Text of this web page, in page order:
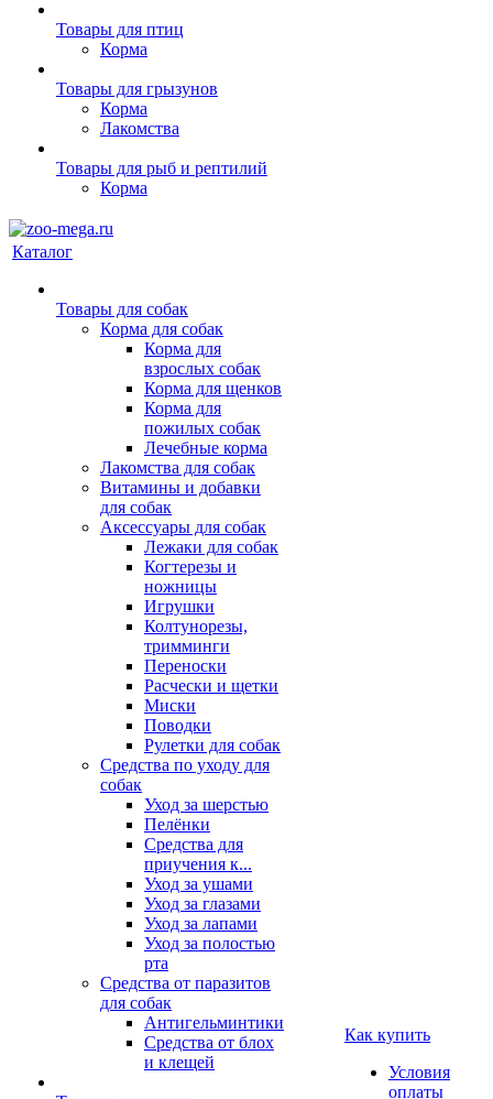
Товары для птиц
Корма
Товары для грызунов
Корма
Лакомства
Товары для рыб и рептилий
Корма
Каталог
Товары для собак
Корма для собак
Корма для
взрослых собак
Корма для щенков
Корма для
пожилых собак
Лечебные корма
Лакомства для собак
Витамины и добавки
для собак
Аксессуары для собак
Лежаки для собак
Когтерезы и
ножницы
Игрушки
Колтунорезы,
тримминги
Переноски
Расчески и щетки
Миски
Поводки
Рулетки для собак
Средства по уходу для
собак
Уход за шерстью
Пелёнки
Средства для
приучения к...
Уход за ушами
Уход за глазами
Уход за лапами
Уход за полостью
рта
Средства от паразитов
для собак
Антигельминтики
Средства от блох
и клещей
Как купить
Условия
оплаты